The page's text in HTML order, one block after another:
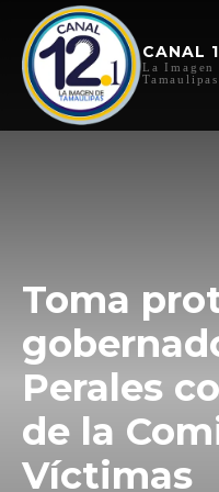
CANAL
La Imagen
Tamaulipas
Toma
Perales
de la
Víctimas